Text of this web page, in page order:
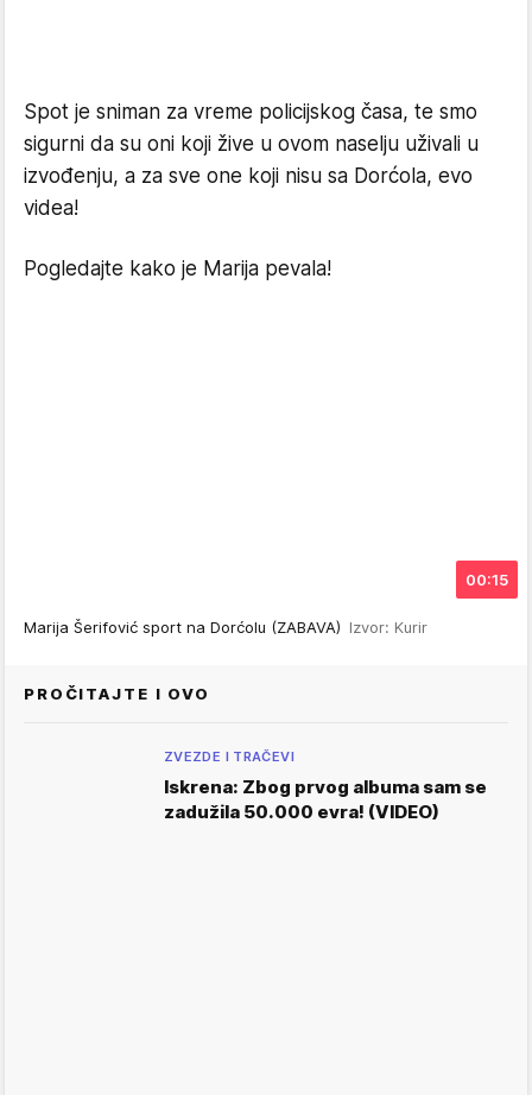
Spot je sniman za vreme policijskog časa, te smo
sigurni da su oni koji žive u ovom naselju uživali u
izvođenju, a za sve one koji nisu sa Dorćola, evo
videa!
Pogledajte kako je Marija pevala!
00:15
Marija Šerifović sport na Dorćolu (ZABAVA) Izvor: Kurir
PROČITAJTE I OVO
ZVEZDE I TRAČEVI
Iskrena: Zbog prvog albuma sam se
zadužila 50.000 evra! (VIDEO)